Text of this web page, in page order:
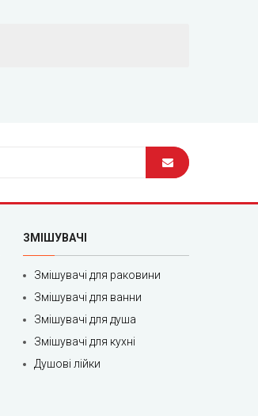
ЗМІШУВАЧІ
Змішувачі для раковини
Змішувачі для ванни
Змішувачі для душа
Змішувачі для кухні
Душові лійки